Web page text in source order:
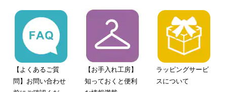
【よくあるご質
問】お問い合わせ
【お手入れ工房】
知っておくと便利
ラッピングサービ
スについて